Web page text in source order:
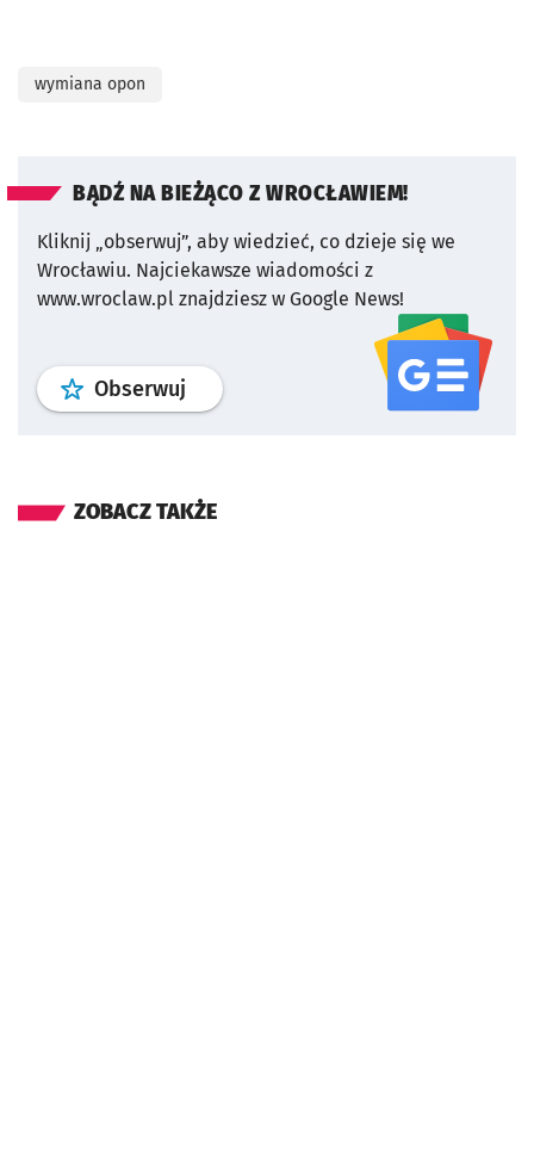
wymiana opon
BĄDŹ NA BIEŻĄCO Z WROCŁAWIEM!
Kliknij „obserwuj”, aby wiedzieć, co dzieje się we
Wrocławiu. Najciekawsze wiadomości z
www.wroclaw.pl znajdziesz w Google News!
Obserwuj profil serwisu
ZOBACZ TAKŻE